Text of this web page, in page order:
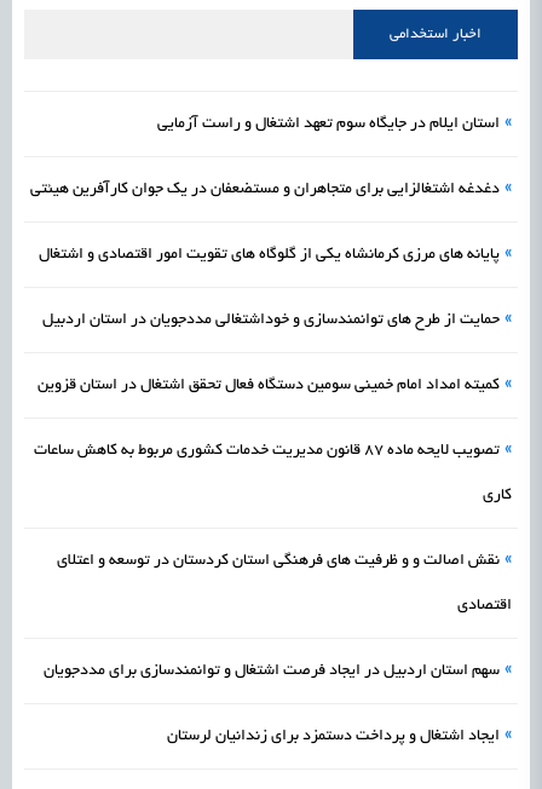
اشتغال و کارآفرینی
اخبار استخدامی
» استان ایلام در جایگاه سوم تعهد اشتغال و راست آزمایی
» دغدغه اشتغالزایی برای متجاهران و مستضعفان در یک جوان کارآفرین هیئتی
» پایانه های مرزی کرمانشاه یکی از گلوگاه های تقویت امور اقتصادی و اشتغال
» حمایت از طرح های توانمندسازی و خوداشتغالی مددجویان در استان اردبیل
» کمیته امداد امام خمینی سومین دستگاه فعال تحقق اشتغال در استان قزوین
» تصویب لایحه ماده 87 قانون مدیریت خدمات کشوری مربوط به کاهش ساعات
کاری
» نقش اصالت و و ظرفیت های فرهنگی استان کردستان در توسعه و اعتلای
اقتصادی
» سهم استان اردبیل در ایجاد فرصت اشتغال و توانمندسازی برای مددجویان
» ایجاد اشتغال و پرداخت دستمزد برای زندانیان لرستان